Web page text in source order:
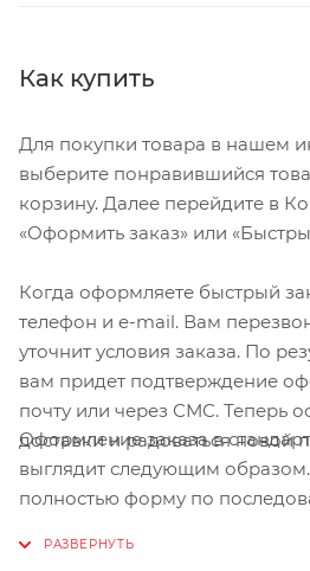
Как купить
Для покупки товара в нашем
выберите понравившийся
корзину. Далее перейдите в
«Оформить заказ» или
Когда оформляете быстрый
телефон и e-mail. Вам
уточнит условия заказа. По
вам придет подтверждение
почту или через СМС. Теперь
доставки и радоваться новой
Оформление заказа в
выглядит следующим
полностью форму по